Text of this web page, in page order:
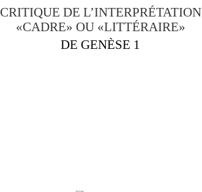
CRITIQUE DE L’INTERPRÉTATION
«CADRE» OU «LITTÉRAIRE»
DE GENÈSE 1